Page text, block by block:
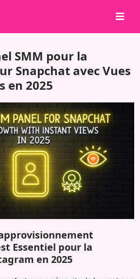
SMM pour la
Snapchat avec Vues
en 2025
Essentiel pour la
en 2025